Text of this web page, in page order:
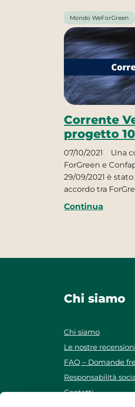
Mondo WeForGreen
Corrente
progetto
07/10/2021
Una
ForGreen e
29/09/2021 è
accordo tra
Continua
Chi siamo
Chi siamo
Le nostre recensioni
FAQ – Domande
Responsabilità
Contatti